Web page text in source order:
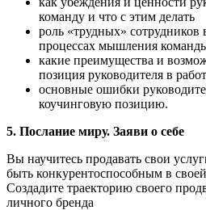
команду и что с этим делать
роль «трудных»
процессах мышления
какие преимущества и
позиция руководителя в
основные ошибки
коучинговую позицию.
5. Послание миру. Заяви о себе
Вы научитесь продавать свои
быть конкурентоспособным в
Создадите траекторию своего
личного бренда